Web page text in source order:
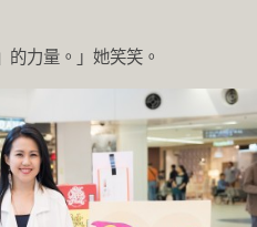
的力量。」她笑笑。